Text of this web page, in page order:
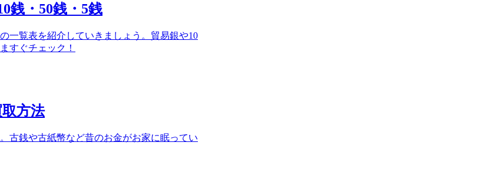
銭・50銭・5銭
一覧表を紹介していきましょう。貿易銀や10
すぐチェック！
方法
古銭や古紙幣など昔のお金がお家に眠ってい